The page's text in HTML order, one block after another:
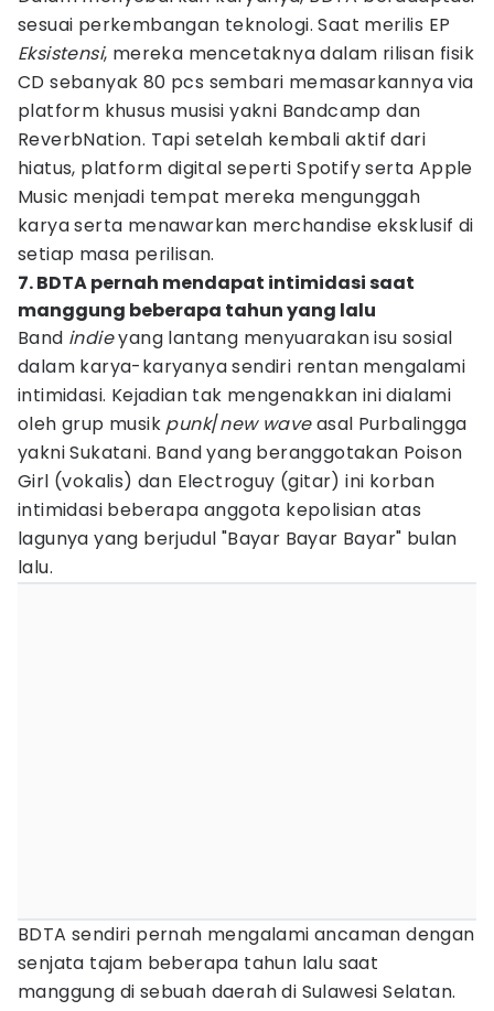
sesuai perkembangan teknologi. Saat merilis EP
Eksistensi, mereka mencetaknya dalam rilisan fisik
CD sebanyak 80 pcs sembari memasarkannya via
platform khusus musisi yakni Bandcamp dan
ReverbNation. Tapi setelah kembali aktif dari
hiatus, platform digital seperti Spotify serta Apple
Music menjadi tempat mereka mengunggah
karya serta menawarkan merchandise eksklusif di
setiap masa perilisan.
7. BDTA pernah mendapat intimidasi saat
manggung beberapa tahun yang lalu
Band indieyang lantang menyuarakan isu sosial
dalam karya-karyanya sendiri rentan mengalami
intimidasi. Kejadian tak mengenakkan ini dialami
oleh grup musik punk/new waveasal Purbalingga
yakni Sukatani. Band yang beranggotakan Poison
Girl (vokalis) dan Electroguy (gitar) ini korban
intimidasi beberapa anggota kepolisian atas
lagunya yang berjudul "Bayar Bayar Bayar" bulan
lalu.
BDTA sendiri pernah mengalami ancaman dengan
senjata tajam beberapa tahun lalu saat
manggung di sebuah daerah di Sulawesi Selatan.